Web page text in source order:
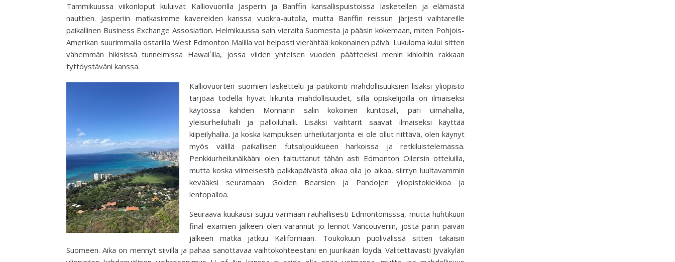
Tammikuussa viikonloput kuluivat Kalliovuorilla Jasperin ja Banffin kansallispuistoissa lasketellen ja elämästä
nauttien. Jasperiin matkasimme kavereiden kanssa vuokra-autolla, mutta Banffin reissun järjesti vaihtareille
paikallinen Business Exchange Assosiation. Helmikuussa sain vieraita Suomesta ja pääsin kokemaan, miten Pohjois-
Amerikan suurimmalla ostarilla West Edmonton Malilla voi helposti vierähtää kokonainen päivä. Lukuloma kului sitten
vähemmän hikisissä tunnelmissa Hawai´illa, jossa viiden yhteisen vuoden päätteeksi menin kihloihin rakkaan
tyttöystäväni kanssa.
Kalliovuorten suomien laskettelu ja patikointi mahdollisuuksien lisäksi yliopisto
tarjoaa todella hyvät liikunta mahdollisuudet, sillä opiskelijoilla on ilmaiseksi
käytössä kahden Monnarin salin kokoinen kuntosali, pari uimahallia,
yleisurheiluhalli ja palloiluhalli. Lisäksi vaihtarit saavat ilmaiseksi käyttää
kiipeilyhallia. Ja koska kampuksen urheilutarjonta ei ole ollut riittävä, olen käynyt
myös välillä paikallisen futsaljoukkueen harkoissa ja retkiluistelemassa.
Penkkiurheilunälkääni olen taltuttanut tähän asti Edmonton Oilersin otteluilla,
mutta koska viimeisestä palkkapäivästä alkaa olla jo aikaa, siirryn luultavammin
kevääksi seuramaan Golden Bearsien ja Pandojen yliopistokiekkoa ja
lentopalloa.
Seuraava kuukausi sujuu varmaan rauhallisesti Edmontonisssa, mutta huhtikuun
final examien jälkeen olen varannut jo lennot Vancouveriin, josta parin päivän
jälkeen matka jatkuu Kaliforniaan. Toukokuun puolivälissä sitten takaisin
Suomeen. Aika on mennyt siivillä ja pahaa sanottavaa vaihtokohteestani en juurikaan löydä. Valitettavasti Jyväkylän